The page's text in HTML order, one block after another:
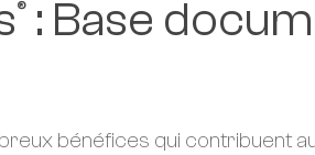
®: Base
bénéfices qui contribuent